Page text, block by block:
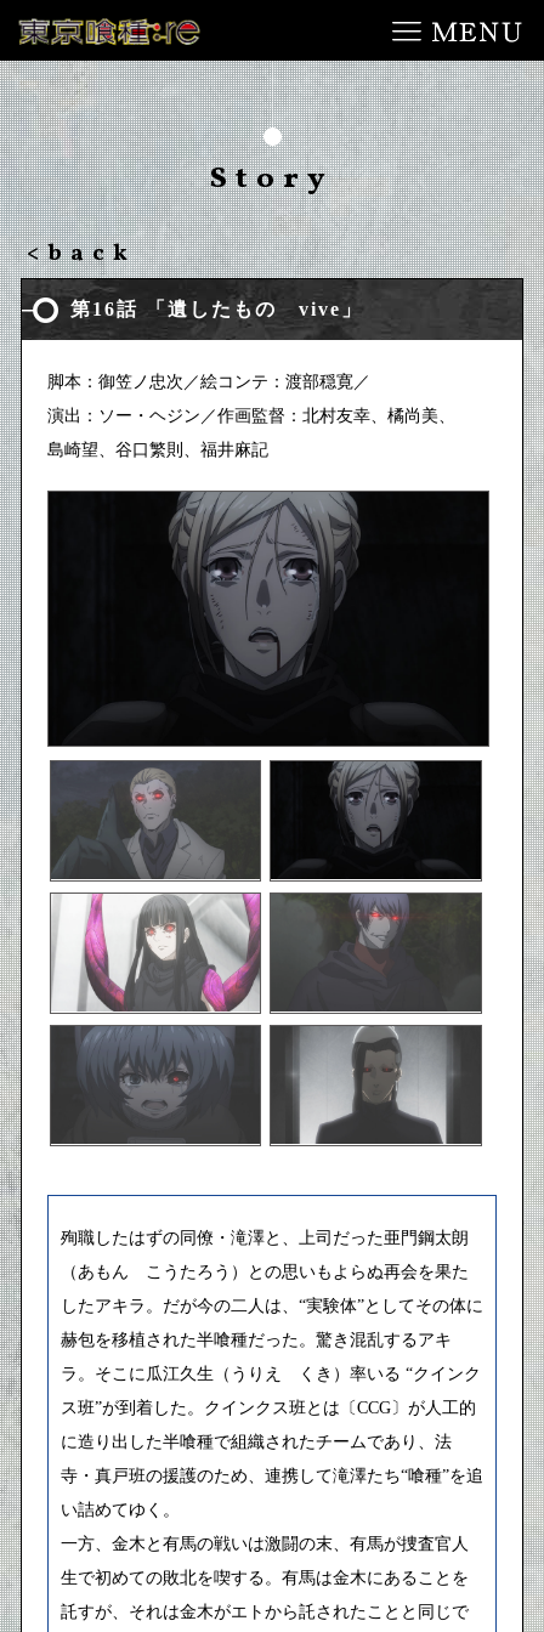
Story
<back
第16話 「遺したもの vive」
脚本：御笠ノ忠次／絵コンテ：渡部穏寛／
演出：ソー・ヘジン／作画監督：北村友幸、 橘尚美、
島崎望、 谷口繁則、 福井麻記
殉職したはずの同僚・滝澤と、上司だった亜門鋼太朗
（あもん こうたろう）との思いもよらぬ再会を果た
したアキラ。だが今の二人は、“実験体”としてその体に
赫包を移植された半喰種だった。驚き混乱するアキ
ラ。そこに瓜江久生（うりえ くき）率いる “クインク
ス班”が到着した。クインクス班とは〔CCG〕が人工的
に造り出した半喰種で組織されたチームであり、法
寺・真戸班の援護のため、連携して滝澤たち“喰種”を追
い詰めてゆく。
一方、金木と有馬の戦いは激闘の末、有馬が捜査官人
生で初めての敗北を喫する。有馬は金木にあることを
託すが、それは金木がエトから託されたことと同じで